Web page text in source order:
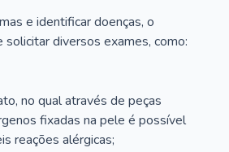
e identificar doenças, o
diversos exames, como:
no qual através de peças
fixadas na pele é possível
reações alérgicas;